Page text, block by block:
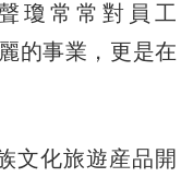
瓊常常對員工
的事業，更是在
化旅遊産品開